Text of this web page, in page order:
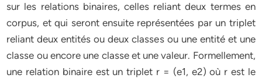
sur les relations binaires, celles reliant deux termes en
corpus, et qui seront ensuite représentées par un triplet
reliant deux entités ou deux classes ou une entité et une
classe ou encore une classe et une valeur. Formellement,
une relation binaire est un triplet r = (e1, e2) où r est le